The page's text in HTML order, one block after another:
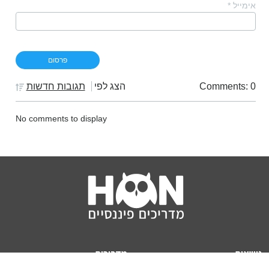
אימייל *
Comments: 0 הצג לפי תגובות חדשות
No comments to display
נושאים
מדריכים